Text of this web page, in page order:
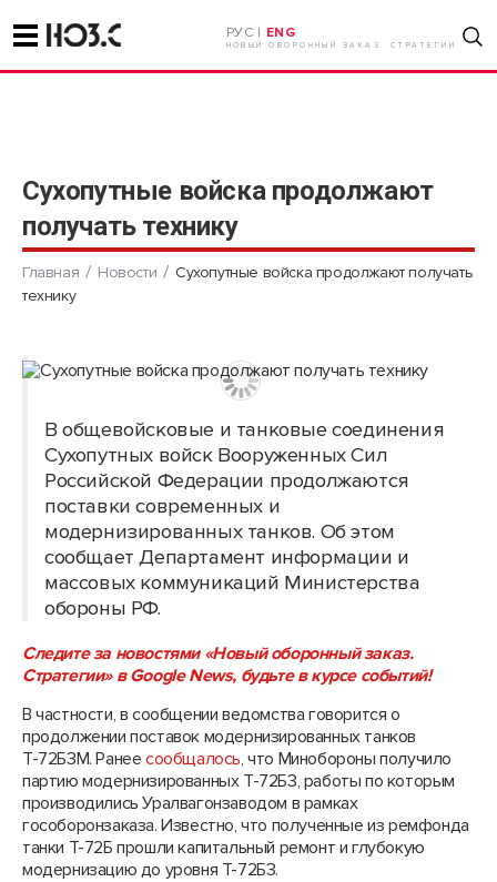
РУС | ENG
НОВЫЙ ОБОРОННЫЙ ЗАКАЗ. СТРАТЕГИИ
Сухопутные войска продолжают
получать технику
Главная Новости
Сухопутные войска продолжают получать
технику
В общевойсковые и танковые соединения
Сухопутных войск Вооруженных Сил
Российской Федерации продолжаются
поставки современных и
модернизированных танков. Об этом
сообщает Департамент информации и
массовых коммуникаций Министерства
обороны РФ.
Следите за новостями «Новый оборонный заказ.
Стратегии» в Google News, будьте в курсе событий!
В частности, в сообщении ведомства говорится о
продолжении поставок модернизированных танков
Т-72Б3М. Ранее сообщалось, что Минобороны получило
партию модернизированных Т-72Б3, работы по которым
производились Уралвагонзаводом в рамках
гособоронзаказа. Известно, что полученные из ремфонда
танки Т-72Б прошли капитальный ремонт и глубокую
модернизацию до уровня Т-72Б3.